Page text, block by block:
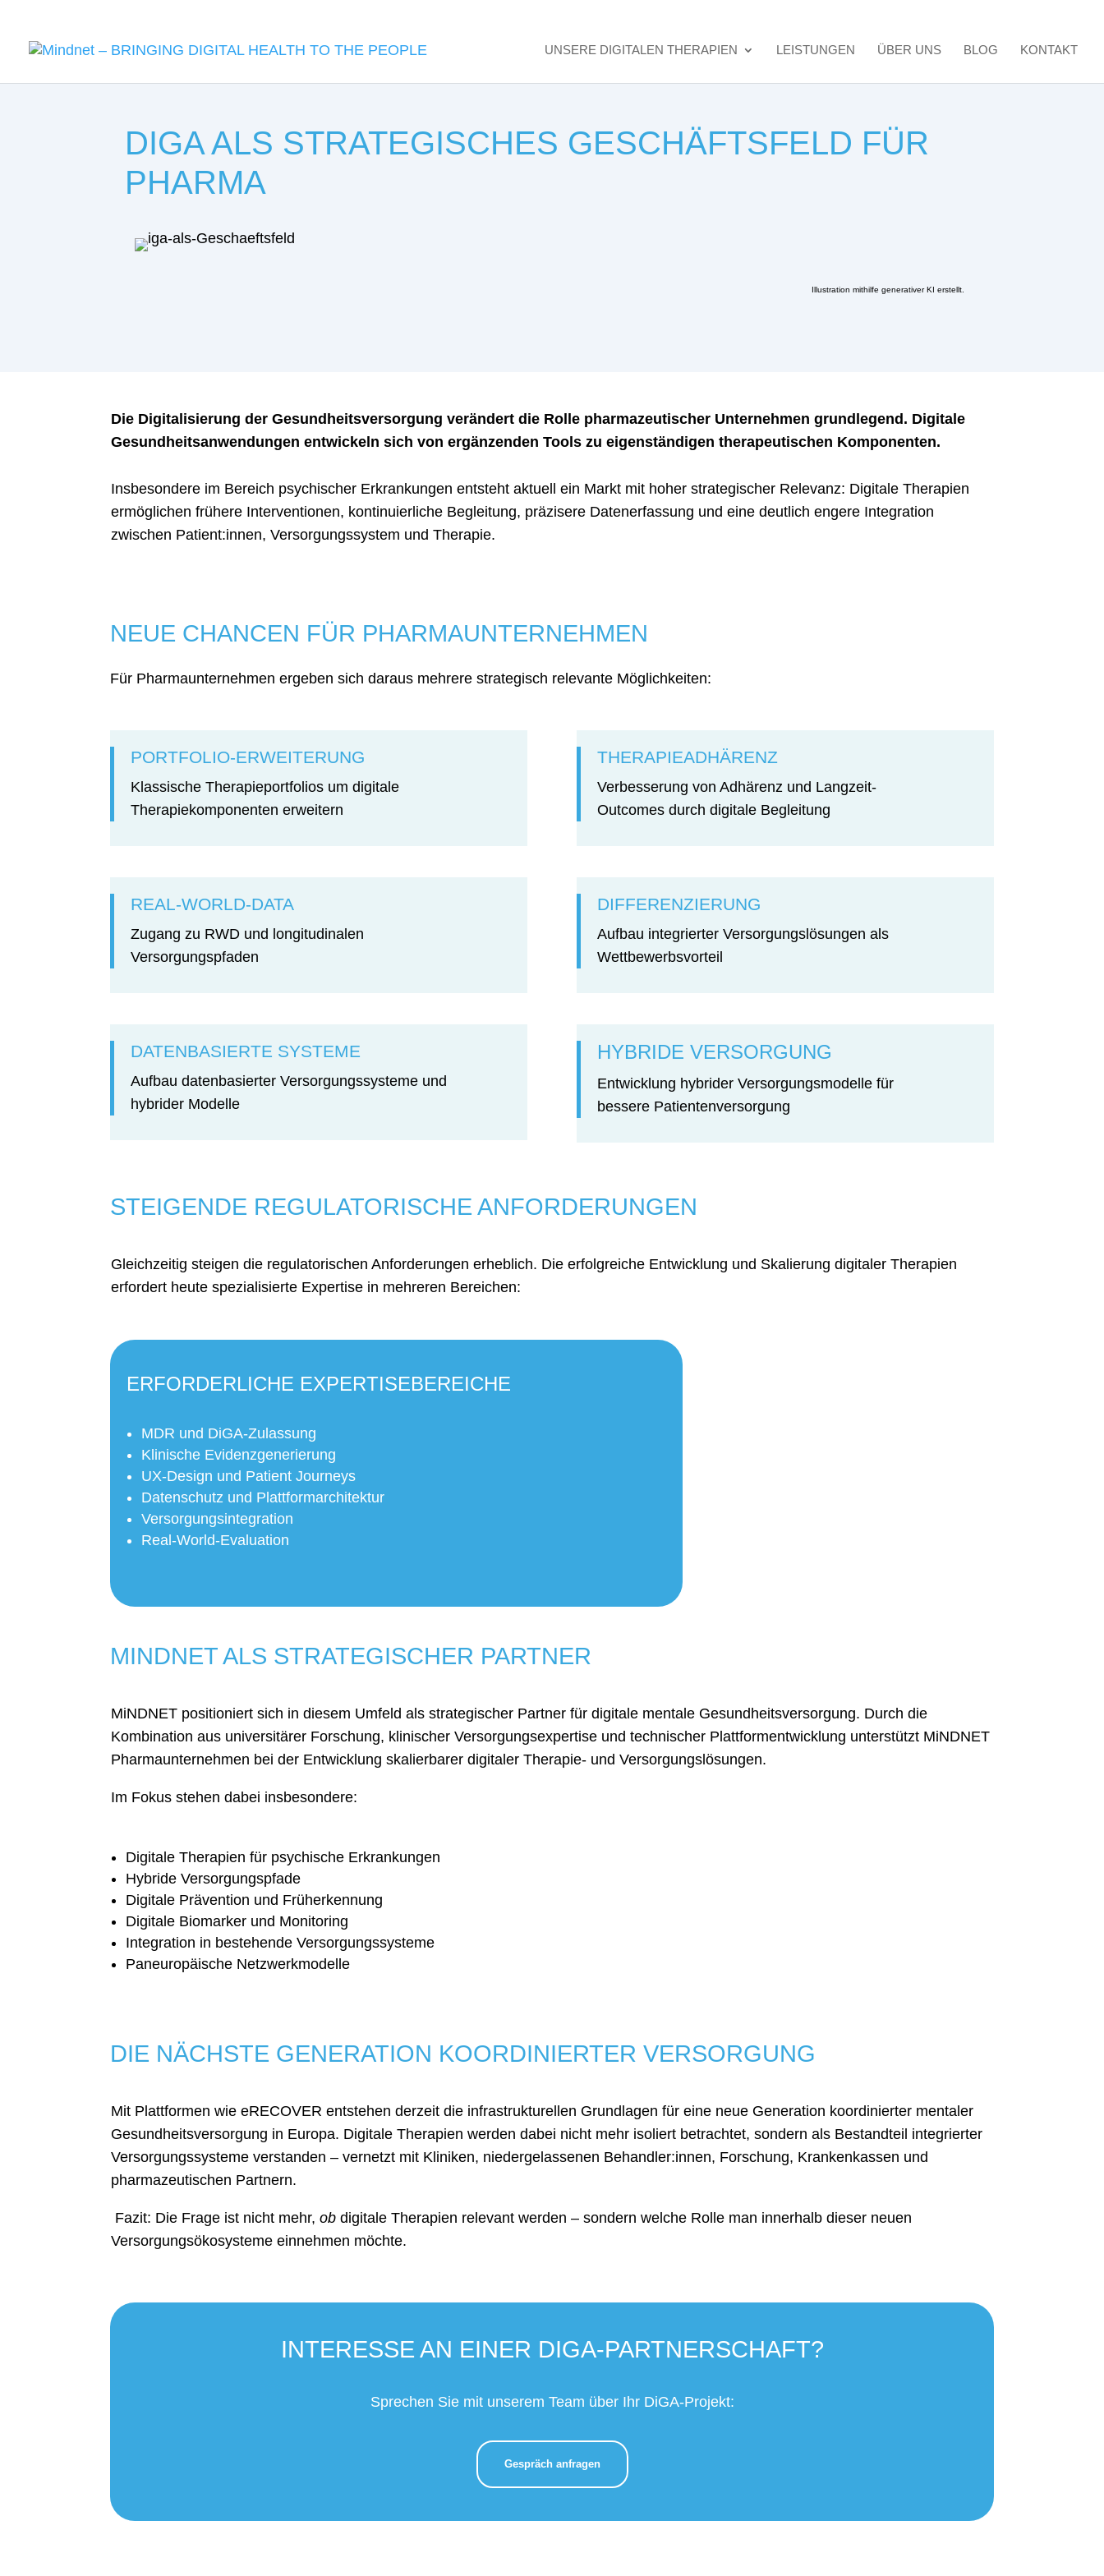
UNSERE DIGITALEN THERAPIEN LEISTUNGEN ÜBER UNS BLOG KONTAKT
DIGA ALS STRATEGISCHES GESCHÄFTSFELD FÜR
PHARMA
Illustration mithilfe generativer KI erstellt.
Die Digitalisierung der Gesundheitsversorgung verändert die Rolle pharmazeutischer Unternehmen grundlegend. Digitale
Gesundheitsanwendungen entwickeln sich von ergänzenden Tools zu eigenständigen therapeutischen Komponenten.
Insbesondere im Bereich psychischer Erkrankungen entsteht aktuell ein Markt mit hoher strategischer Relevanz: Digitale Therapien
ermöglichen frühere Interventionen, kontinuierliche Begleitung, präzisere Datenerfassung und eine deutlich engere Integration
zwischen Patient:innen, Versorgungssystem und Therapie.
NEUE CHANCEN FÜR PHARMAUNTERNEHMEN
Für Pharmaunternehmen ergeben sich daraus mehrere strategisch relevante Möglichkeiten:
PORTFOLIO-ERWEITERUNG
Klassische Therapieportfolios um digitale
Therapiekomponenten erweitern
THERAPIEADHÄRENZ
Verbesserung von Adhärenz und Langzeit-
Outcomes durch digitale Begleitung
REAL-WORLD-DATA
Zugang zu RWD und longitudinalen
Versorgungspfaden
DIFFERENZIERUNG
Aufbau integrierter Versorgungslösungen als
Wettbewerbsvorteil
DATENBASIERTE SYSTEME
Aufbau datenbasierter Versorgungssysteme und
hybrider Modelle
HYBRIDE VERSORGUNG
Entwicklung hybrider Versorgungsmodelle für
bessere Patientenversorgung
STEIGENDE REGULATORISCHE ANFORDERUNGEN
Gleichzeitig steigen die regulatorischen Anforderungen erheblich. Die erfolgreiche Entwicklung und Skalierung digitaler Therapien
erfordert heute spezialisierte Expertise in mehreren Bereichen:
ERFORDERLICHE EXPERTISEBEREICHE
MDR und DiGA-Zulassung
Klinische Evidenzgenerierung
UX-Design und Patient Journeys
Datenschutz und Plattformarchitektur
Versorgungsintegration
Real-World-Evaluation
MINDNET ALS STRATEGISCHER PARTNER
MiNDNET positioniert sich in diesem Umfeld als strategischer Partner für digitale mentale Gesundheitsversorgung. Durch die
Kombination aus universitärer Forschung, klinischer Versorgungsexpertise und technischer Plattformentwicklung unterstützt MiNDNET
Pharmaunternehmen bei der Entwicklung skalierbarer digitaler Therapie- und Versorgungslösungen.
Im Fokus stehen dabei insbesondere:
Digitale Therapien für psychische Erkrankungen
Hybride Versorgungspfade
Digitale Prävention und Früherkennung
Digitale Biomarker und Monitoring
Integration in bestehende Versorgungssysteme
Paneuropäische Netzwerkmodelle
DIE NÄCHSTE GENERATION KOORDINIERTER VERSORGUNG
Mit Plattformen wie eRECOVER entstehen derzeit die infrastrukturellen Grundlagen für eine neue Generation koordinierter mentaler
Gesundheitsversorgung in Europa. Digitale Therapien werden dabei nicht mehr isoliert betrachtet, sondern als Bestandteil integrierter
Versorgungssysteme verstanden – vernetzt mit Kliniken, niedergelassenen Behandler:innen, Forschung, Krankenkassen und
pharmazeutischen Partnern.
Fazit: Die Frage ist nicht mehr, ob digitale Therapien relevant werden – sondern welche Rolle man innerhalb dieser neuen
Versorgungsökosysteme einnehmen möchte.
INTERESSE AN EINER DIGA-PARTNERSCHAFT?
Sprechen Sie mit unserem Team über Ihr DiGA-Projekt:
Gespräch anfragen